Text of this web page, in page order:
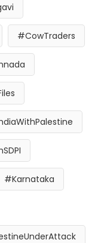
#CowTraders
#Karnataka